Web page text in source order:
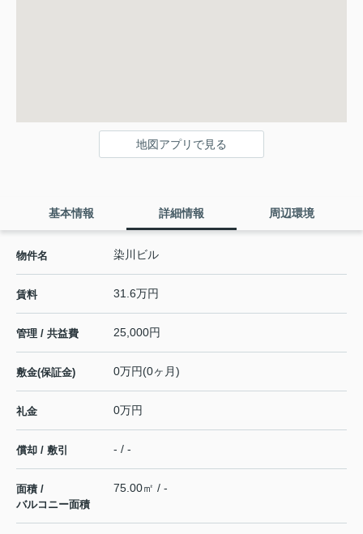
地図アプリで見る
基本情報 詳細情報 周辺環境
物件名 染川ビル
賃料 31.6万円
管理 / 共益費 25,000円
敷金(保証金) 0万円(0ヶ月)
礼金 0万円
償却 / 敷引 - / -
面積 /
バルコニー面積
75.00㎡ / -